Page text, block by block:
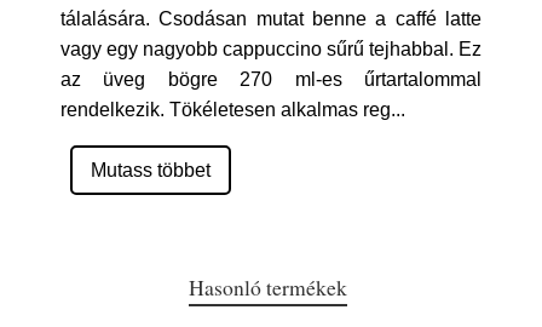
tálalására. Csodásan mutat benne a caffé latte
vagy egy nagyobb cappuccino sűrű tejhabbal. Ez
az üveg bögre 270 ml-es űrtartalommal
rendelkezik. Tökéletesen alkalmas reg...
Mutass többet
Hasonló termékek